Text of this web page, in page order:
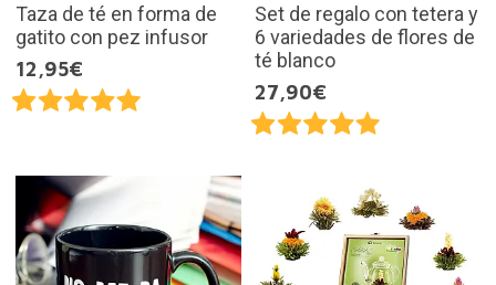
Taza de té en forma de
gatito con pez infusor
12,95€
Set de regalo con tetera y
6 variedades de flores de
té blanco
27,90€